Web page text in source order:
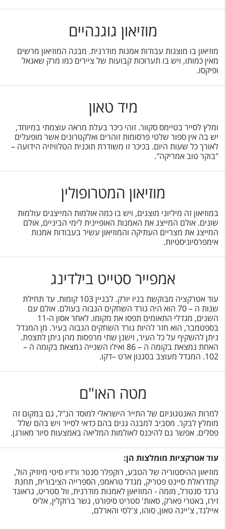
מוזיאון גוגנהיים
מוזיאון בו מוצגות עבודות אמנות מודרנית. מבנה המוזיאון מרשים
מאין כמותו, ויש בו תערוכות קבועות של ציירים כמו מרק שאגאל
ופיקסו.
מיד טאון
ומלץ לסייר בטיימס סקוור. זוהי כיכר בעלת מראה עוצמתי במיוחד,
יש בה אין ספור שלטי פרסומות זוהרים ואלקטרונים אשר מופעלים
לאורך כל שעות היום. בכיכר זו משודרת תוכנית הטלוויזיה הידועה –
"בוקר טוב אמריקה".
מוזיאון המטרופולין
במוזיאון זה מיליוני מוצגים, ויש בו כמה אולמות המייצגים עולמות
שונים. אולם המייצג את האמנות האופיינית לימי הביניים, אולם
המייצג את מצריים העתיקה והמוזיאון עשיר בעבודות אמנות
אימפרסיוניסטיות.
אמפייר סטייט בילדינג
עוד אטרקציה מבוקשת בניו יורק. לבניין 103 קומות. עד תחילת
שנות ה – 70 הוא היה גורד השחקים הגבוה בעולם. אולם עם
השנים, מגדלי התאומים תפסו את מקומו. לאחר אסון ה-11
בספטמבר, הוא חזר להיות גורד השחקים הגבוה בעיר. מן המגדל
ניתן להשקיף על כל העיר, וישנן שתי מרפסות מהן ניתן לתצפת.
האחת נמצאת בקומה ה – 86 ואילו השנייה נמצאת בקומה ה –
102. המגדל מעוצב בסגנון ארט –דקו.
מטה האו"ם
למרות האנטגוניזם של התייר הישראלי למוסד הנ"ל, גם במקום זה
מומלץ לבקר. מסביב למבנה גנים בהם כדאי לסייר ויש בהם שלל
פסלים. אפשר גם להיכנס לאולמות המליאה באמצעות סיור מאורגן.
עוד אטרקציות מומלצות הן:
מוזיאון ההיסטוריה של הטבע, רוקפלר סנטר ורדיו סיטי מיוזיק הול,
קתדראלת סיינט פטריק, מגדל טראמפ, הספרייה הציבורית, תחנת
גרנד סנטרל, מומה - המוזיאון לאמנות מודרנית, וול סטריט, גראונד
זירו, באטרי פארק, סאות' סטריט סיפורט, גשר ברוקלין, אליס
איילנד, צ'יינה טאון, סוהו, צ'לסי והארלם,